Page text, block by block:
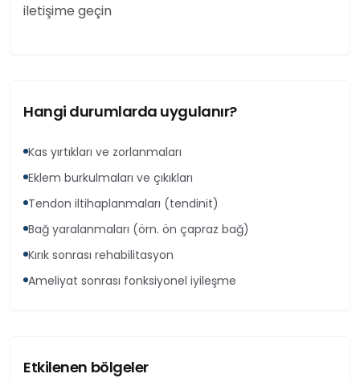
iletişime geçin
Hangi durumlarda uygulanır?
Kas yırtıkları ve zorlanmaları
Eklem burkulmaları ve çıkıkları
Tendon iltihaplanmaları (tendinit)
Bağ yaralanmaları (örn. ön çapraz bağ)
Kırık sonrası rehabilitasyon
Ameliyat sonrası fonksiyonel iyileşme
Etkilenen bölgeler